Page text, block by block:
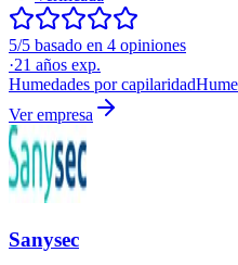
5/5 basado en 4 opiniones
·21 años exp.
Humedades por capilaridad
Ver empresa
Sanysec